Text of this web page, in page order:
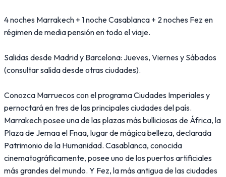
4 noches Marrakech + 1 noche Casablanca + 2 noches Fez en
régimen de media pensión en todo el viaje.
Salidas desde Madrid y Barcelona: Jueves, Viernes y Sábados
(consultar salida desde otras ciudades).
Conozca Marruecos con el programa Ciudades Imperiales y
pernoctará en tres de las principales ciudades del país.
Marrakech posee una de las plazas más bulliciosas de África, la
Plaza de Jemaa el Fnaa, lugar de mágica belleza, declarada
Patrimonio de la Humanidad. Casablanca, conocida
cinematográficamente, posee uno de los puertos artificiales
más grandes del mundo. Y Fez, la más antigua de las ciudades